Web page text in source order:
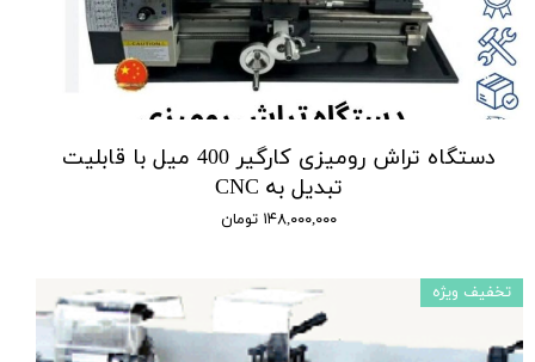
دستگاه تراش رومیزی کارگیر 400 میل با قابلیت
تبدیل به CNC
۱۴۸,۰۰۰,۰۰۰ تومان
تخفیف ویژه